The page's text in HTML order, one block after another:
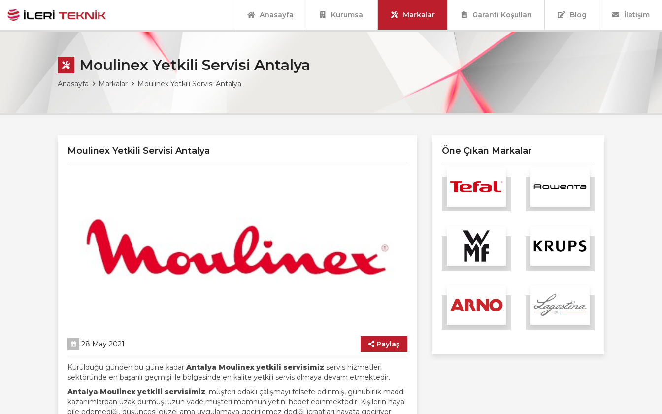
Anasayfa Kurumsal Markalar Garanti Koşulları Blog İletişim
Moulinex Yetkili Servisi Antalya
Anasayfa Markalar Moulinex Yetkili Servisi Antalya
Moulinex Yetkili Servisi Antalya
28 May 2021 Paylaş
Kurulduğu günden bu güne kadar Antalya Moulinex yetkili servisimiz servis hizmetleri
sektöründe en başarılı geçmişi ile bölgesinde en kalite yetkili servis olmaya devam etmektedir.
Antalya Moulinex yetkili servisimiz; müşteri odaklı çalışmayı felsefe edinmiş, günübirlik maddi
kazanımlardan uzak durmuş, uzun vade müşteri memnuniyetini hedef edinmektedir. Kişilerin hayal
bile edemediği, düşüncesi güzel ama uygulamaya geçirilemez dediği icraatları hayata geçiriyor
Öne Çıkan Markalar